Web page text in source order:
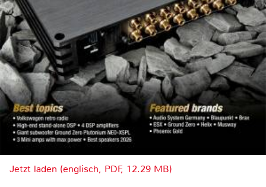
Jetzt laden (englisch, PDF, 12.29 MB)